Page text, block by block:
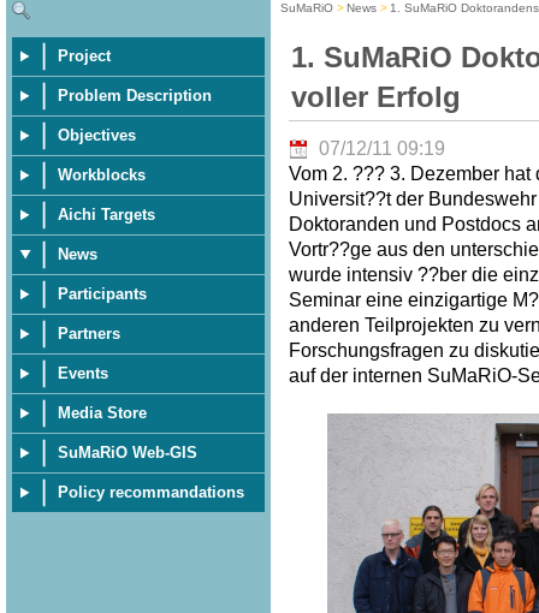
Project
Problem Description
Objectives
Workblocks
Aichi Targets
News
Participants
Partners
Events
Media Store
SuMaRiO Web-GIS
Policy recommandations
SuMaRiO News 1. SuMaRiO
1. SuMaRiO
voller Erfolg
07/12/11 09:19
Vom 2. ??? 3. Dezember
Universit??t der
Doktoranden und Postdocs
Vortr??ge aus den
wurde intensiv ??ber die
Seminar eine einzigartige
anderen Teilprojekten zu
Forschungsfragen zu
auf der internen SuMaRiO-